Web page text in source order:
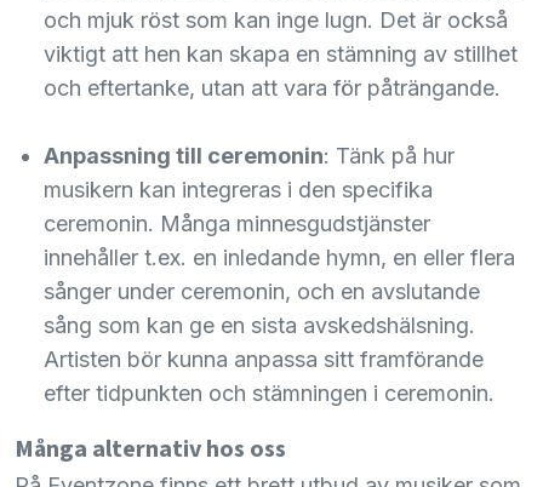
och mjuk röst som kan inge lugn. Det är också
viktigt att hen kan skapa en stämning av stillhet
och eftertanke, utan att vara för påträngande.
Anpassning till ceremonin: Tänk på hur
musikern kan integreras i den specifika
ceremonin. Många minnesgudstjänster
innehåller t.ex. en inledande hymn, en eller flera
sånger under ceremonin, och en avslutande
sång som kan ge en sista avskedshälsning.
Artisten bör kunna anpassa sitt framförande
efter tidpunkten och stämningen i ceremonin.
Många alternativ hos oss